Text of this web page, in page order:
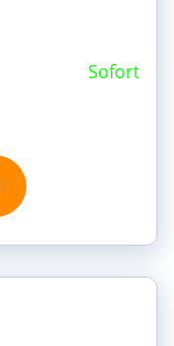
Sofort